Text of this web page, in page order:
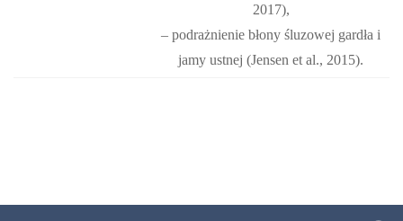
2017),
– podrażnienie błony śluzowej gardła i
jamy ustnej (Jensen et al., 2015).